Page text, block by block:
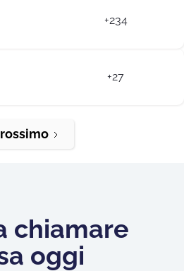
+234
+27
chiamare
oggi